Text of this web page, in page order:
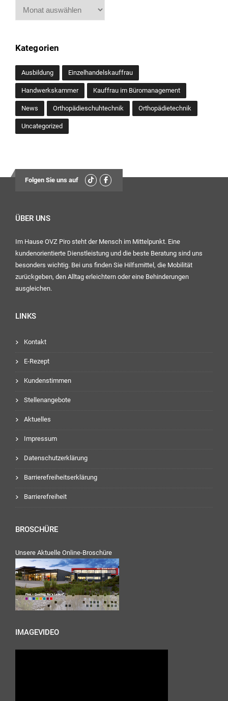
Archiv
Kategorien
Ausbildung Einzelhandelskauffrau
Handwerkskammer Kauffrau im Büromanagement
News Orthopädieschuhtechnik Orthopädietechnik
Uncategorized
Folgen Sie uns auf
ÜBER UNS
Im Hause OVZ Piro steht der Mensch im Mittelpunkt. Eine
kundenorientierte Dienstleistung und die beste Beratung sind uns
besonders wichtig. Bei uns finden Sie Hilfsmittel, die Mobilität
zurückgeben, den Alltag erleichtern oder eine Behinderungen
ausgleichen.
LINKS
Kontakt
E-Rezept
Kundenstimmen
Stellenangebote
Aktuelles
Impressum
Datenschutzerklärung
Barrierefreiheitserklärung
Barrierefreiheit
BROSCHÜRE
Unsere Aktuelle Online-Broschüre
IMAGEVIDEO